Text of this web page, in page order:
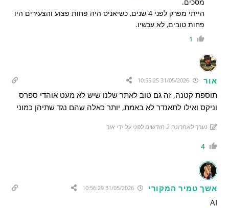
הייתי מפרק לפני 4 שנים, כשיאניס היה פחות פצוע והצעירים היו
פחות טובים, לא עכשיו.
1
אור
תוספת קטנה, זה גם טוב לאתר שלנו שיש לא מעט אוהדי ספרס
וניקס ואילו לתאנדר לא באמת, יותר כאלה שהם נגד שתיהן כמוני
נערך לאחרונה 2 חודשים לפני על ידי אור
4
אשך טמיר המקורי
AI